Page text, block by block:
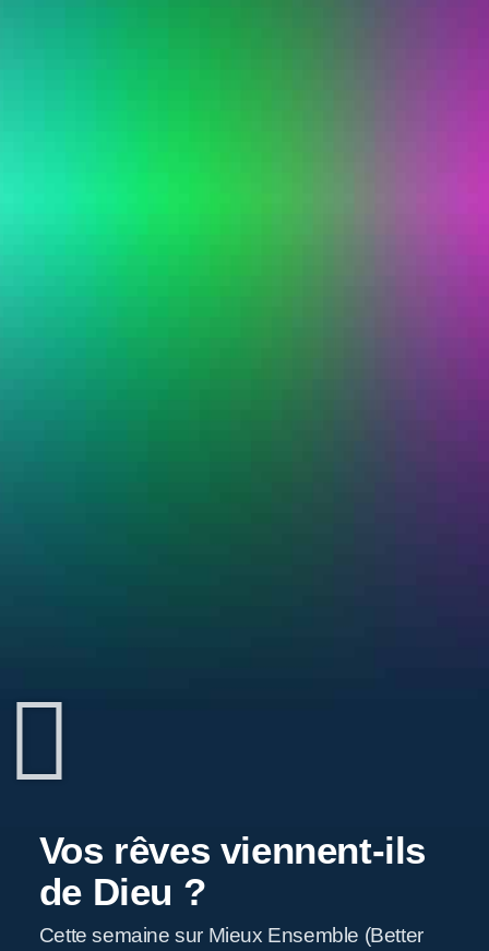
Vos rêves viennent-ils
de Dieu ?
Cette semaine sur Mieux Ensemble (Better